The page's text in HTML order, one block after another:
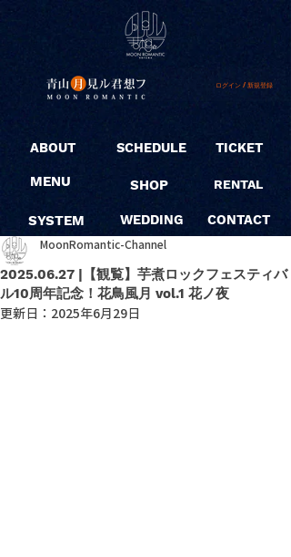
ログイン / 新規登録
ABOUT
MENU
SYSTEM
SCHEDULE
SHOP
WEDDING
TICKET
RENTAL
CONTACT
2025.06.27 |【観覧】芋煮ロックフェスティバ
ル10周年記念！花鳥風月 vol.1 花ノ夜
MoonRomantic-Channel
更新日： 2025年6月29日